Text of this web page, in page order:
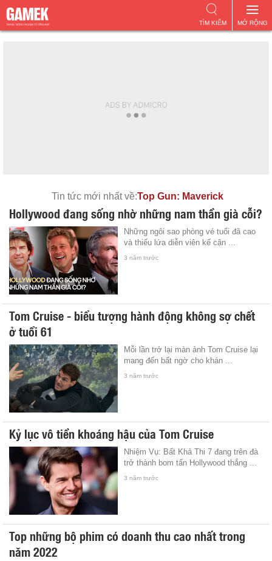
MỞ RỘNG
TÌM KIẾM
Tin tức mới nhất về:Top Gun: Maverick
Hollywood đang sống nhờ những nam thần già cỗi?
Những ngôi sao phòng vé tuổi đã cao
và thiếu lứa diễn viên kế cận ...
3 năm trước
Tom Cruise - biểu tượng hành động không sợ chết
ở tuổi 61
Mỗi lần trở lại màn ảnh Tom Cruise lại
mang đến bất ngờ cho khán ...
3 năm trước
Kỷ lục vô tiền khoáng hậu của Tom Cruise
Nhiệm Vụ: Bất Khả Thi 7 đang trên đà
trở thành bom tấn Hollywood thắng ...
3 năm trước
Top những bộ phim có doanh thu cao nhất trong
năm 2022